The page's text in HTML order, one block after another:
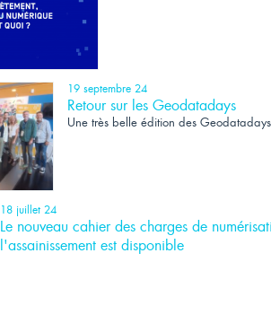
19 septembre 24
Retour sur les Geodatadays
Une très belle édition des
18 juillet 24
Le nouveau cahier des charges de
l'assainissement est disponible